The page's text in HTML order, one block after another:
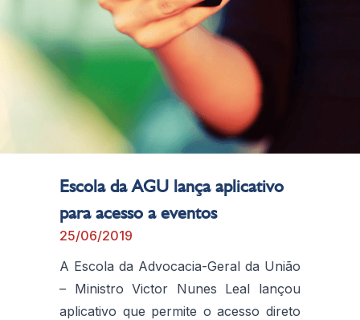
Escola da AGU lança aplicativo
para acesso a eventos
25/06/2019
A Escola da Advocacia-Geral da União
– Ministro Victor Nunes Leal lançou
aplicativo que permite o acesso direto